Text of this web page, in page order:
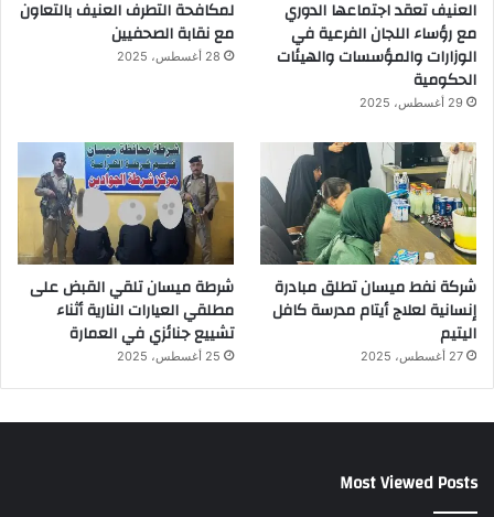
العنيف تعقد اجتماعها الدوري
مع رؤساء اللجان الفرعية في
الوزارات والمؤسسات والهيئات
الحكومية
29 أغسطس، 2025
لمكافحة التطرف العنيف بالتعاون
مع نقابة الصحفيين
28 أغسطس، 2025
شركة نفط ميسان تطلق مبادرة
إنسانية لعلاج أيتام مدرسة كافل
اليتيم
27 أغسطس، 2025
شرطة ميسان تلقي القبض على
مطلقي العيارات النارية أثناء
تشييع جنائزي في العمارة
25 أغسطس، 2025
Most Viewed Posts